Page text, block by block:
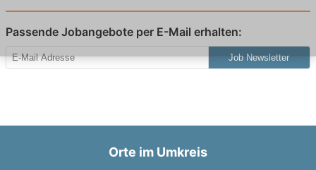
Passende Jobangebote per E-Mail erhalten:
Job Newsletter
Orte im Umkreis